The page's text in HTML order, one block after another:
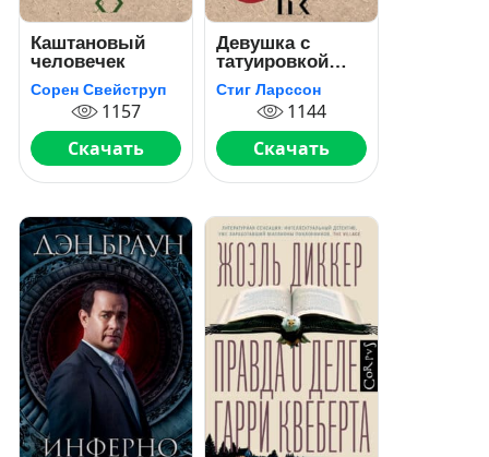
Каштановый
человечек
Сорен Свейструп
1157
Скачать
Девушка с
татуировкой
дракона
Стиг Ларссон
1144
Скачать